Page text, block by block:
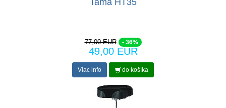
77,00 EUR - 36%
49,00 EUR
Viac info do košíka